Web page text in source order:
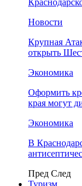
Новости
Крупная
открыть
Экономика
Оформить
края могут
Экономика
В
Пред След
Туризм